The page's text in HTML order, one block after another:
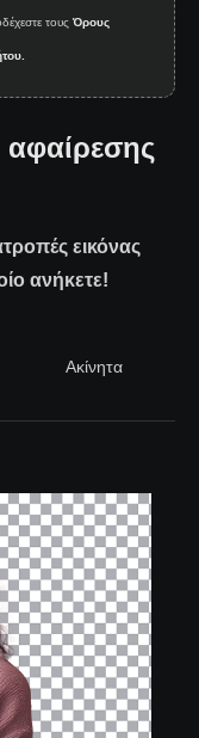
τους Όρους
αφαίρεσης
εικόνας
ανήκετε!
Ακίνητα